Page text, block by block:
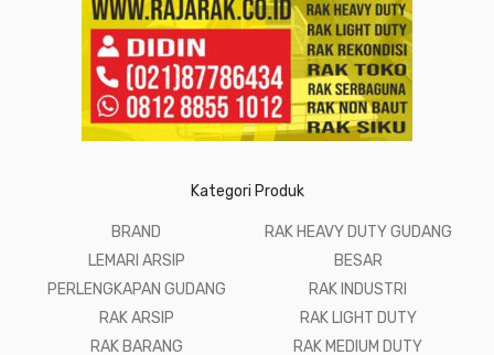
Kategori Produk
BRAND
LEMARI ARSIP
PERLENGKAPAN GUDANG
RAK ARSIP
RAK BARANG
RAK HEAVY DUTY GUDANG
BESAR
RAK INDUSTRI
RAK LIGHT DUTY
RAK MEDIUM DUTY